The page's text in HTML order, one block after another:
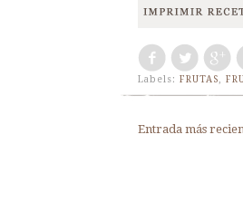
Labels: FRUTAS,
Entrada más